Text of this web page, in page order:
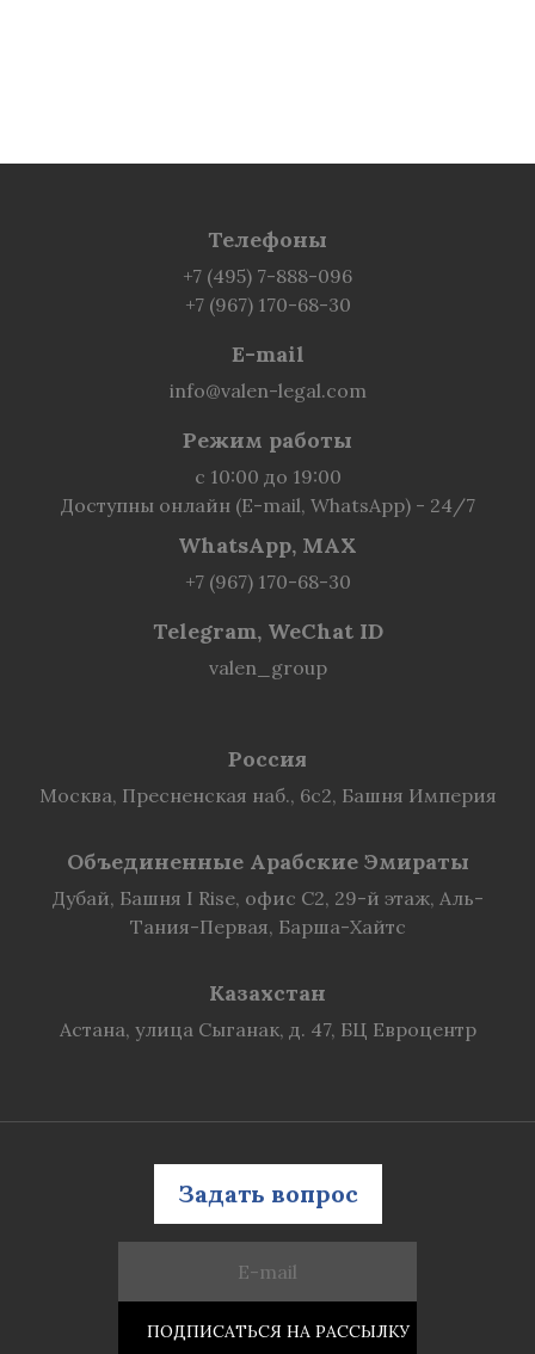
Телефоны
+7 (495) 7-888-096
+7 (967) 170-68-30
E-mail
info@valen-legal.com
Режим работы
с 10:00 до 19:00
Доступны онлайн (E-mail, WhatsApp) - 24/7
WhatsApp, MAX
+7 (967) 170-68-30
Telegram, WeChat ID
valen_group
Россия
Москва, Пресненская наб., 6с2, Башня Империя
Объединенные Арабские Эмираты
Дубай, Башня I Rise, офис C2, 29-й этаж, Аль-
Тания-Первая, Барша-Хайтс
Казахстан
Астана, улица Сыганак, д. 47, БЦ Евроцентр
Задать вопрос